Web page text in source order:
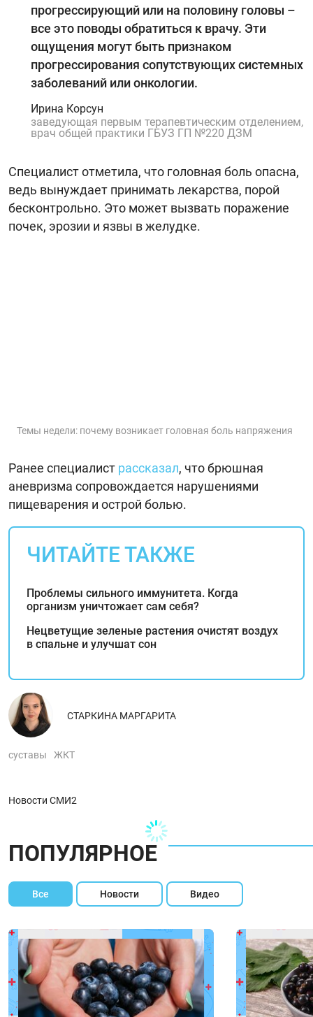
прогрессирующий или на половину головы –
все это поводы обратиться к врачу. Эти
ощущения могут быть признаком
прогрессирования сопутствующих системных
заболеваний или онкологии.
Ирина Корсун
заведующая первым терапевтическим отделением,
врач общей практики ГБУЗ ГП №220 ДЗМ
Специалист отметила, что головная боль опасна,
ведь вынуждает принимать лекарства, порой
бесконтрольно. Это может вызвать поражение
почек, эрозии и язвы в желудке.
Темы недели: почему возникает головная боль напряжения
Ранее специалист рассказал, что брюшная
аневризма сопровождается нарушениями
пищеварения и острой болью.
ЧИТАЙТЕ ТАКЖЕ
Проблемы сильного иммунитета. Когда
организм уничтожает сам себя?
Нецветущие зеленые растения очистят воздух
в спальне и улучшат сон
СТАРКИНА МАРГАРИТА
суставы ЖКТ
Новости СМИ2
ПОПУЛЯРНОЕ
Все Новости Видео